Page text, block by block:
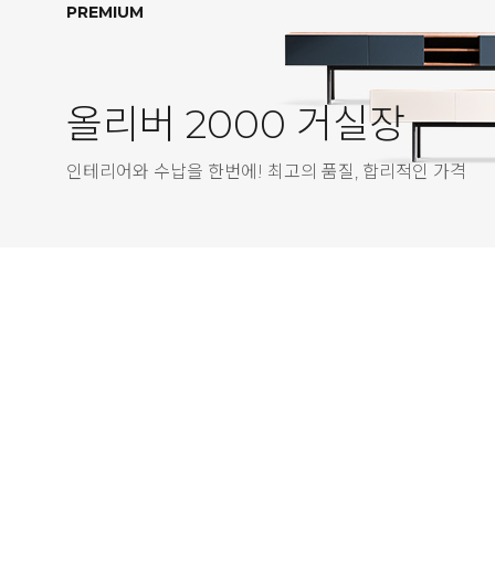
PREMIUM
올리버 2000 거실장
인테리어와 수납을 한번에! 최고의 품질, 합리적인 가격